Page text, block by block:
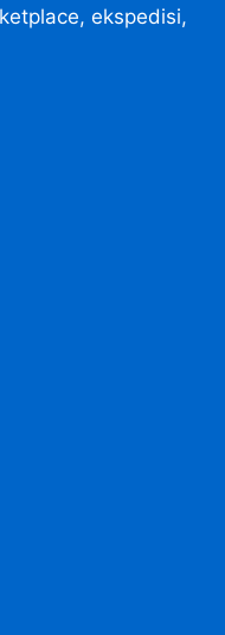
ekspedisi,